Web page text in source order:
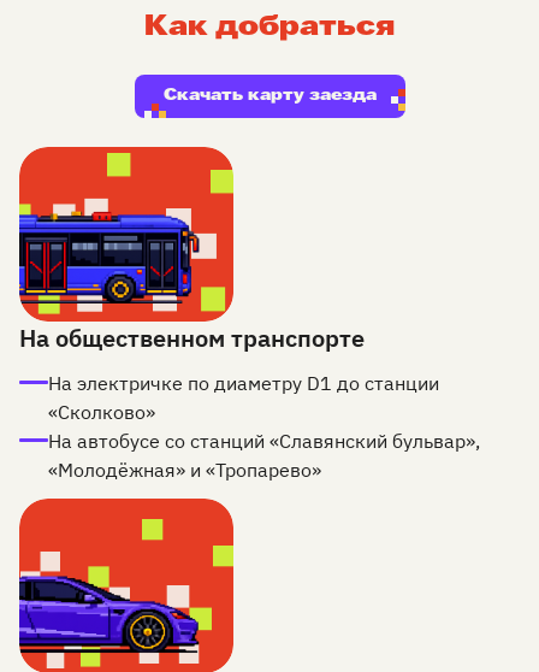
Как добраться
Скачать карту заезда
На общественном транспорте
На электричке по диаметру D1 до станции
«Сколково»
На автобусе со станций «Славянский бульвар»,
«Молодёжная» и «Тропарево»